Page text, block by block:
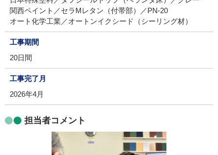
関西ペイント／セラMレタン（付帯部）／PN-20
オート化学工業／オートンイクシード（シーリング材）
工事期間
20日間
工事完了月
2026年4月
担当者コメント